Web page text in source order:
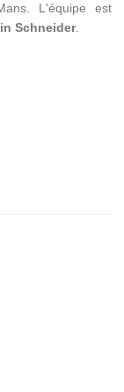
L'équipe est
Schneider.